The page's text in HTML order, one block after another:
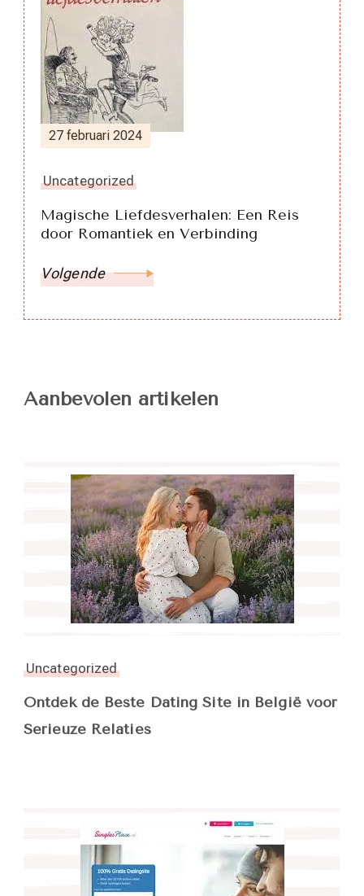
27 februari 2024
Uncategorized
Magische Liefdesverhalen: Een Reis
door Romantiek en Verbinding
Volgende
Aanbevolen artikelen
Uncategorized
Ontdek de Beste Dating Site in België voor
Serieuze Relaties